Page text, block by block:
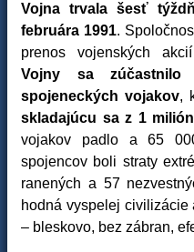
Vojna trvala šesť
februára 1991.
prenos vojenských
Vojny sa
spojeneckých vojakov,
skladajúcu sa z 1
vojakov padlo a 65
spojencov boli straty
ranených a 57
hodná vyspelej civilizácie
– bleskovo, bez zábran,